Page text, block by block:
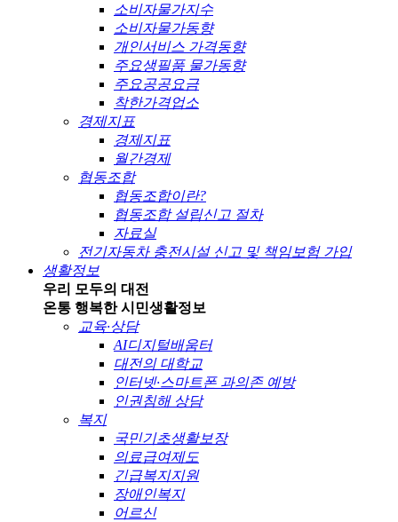
소비자물가지수
소비자물가동향
개인서비스 가격동향
주요생필품 물가동향
주요공공요금
착한가격업소
경제지표
경제지표
월간경제
협동조합
협동조합이란?
협동조합 설립신고 절차
자료실
전기자동차 충전시설 신고 및 책임보험 가입
생활정보
우리 모두의 대전
온통 행복한 시민생활정보
교육·상담
AI디지털배움터
대전의 대학교
인터넷·스마트폰 과의존 예방
인권침해 상담
복지
국민기초생활보장
의료급여제도
긴급복지지원
장애인복지
어르신